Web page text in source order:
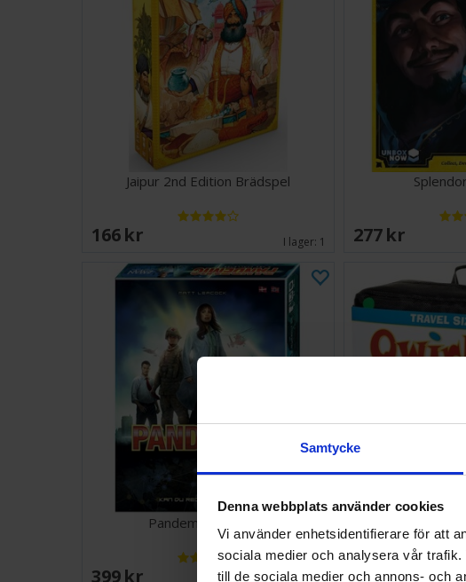
Samtycke
Denna webbplats använder cookies
Vi använder enhetsidentifierare för att
sociala medier och analysera vår
till de sociala medier och annons- och
Jaipur 2nd Edition Brädspel
166 SEK I lager: 1 277 SEK
Pandemic Brettspill
399 SEK 148 SEK